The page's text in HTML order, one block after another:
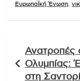
ΕυρωπαΪκή Ένωση
άρθρων
Ανατροπές
Ολυμπίας:
στη